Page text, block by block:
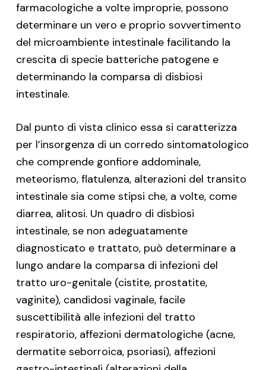
farmacologiche a volte improprie, possono
determinare un vero e proprio sovvertimento
del microambiente intestinale facilitando la
crescita di specie batteriche patogene e
determinando la comparsa di disbiosi
intestinale.
Dal punto di vista clinico essa si caratterizza
per l’insorgenza di un corredo sintomatologico
che comprende gonfiore addominale,
meteorismo, flatulenza, alterazioni del transito
intestinale sia come stipsi che, a volte, come
diarrea, alitosi. Un quadro di disbiosi
intestinale, se non adeguatamente
diagnosticato e trattato, può determinare a
lungo andare la comparsa di infezioni del
tratto uro-genitale (cistite, prostatite,
vaginite), candidosi vaginale, facile
suscettibilità alle infezioni del tratto
respiratorio, affezioni dermatologiche (acne,
dermatite seborroica, psoriasi), affezioni